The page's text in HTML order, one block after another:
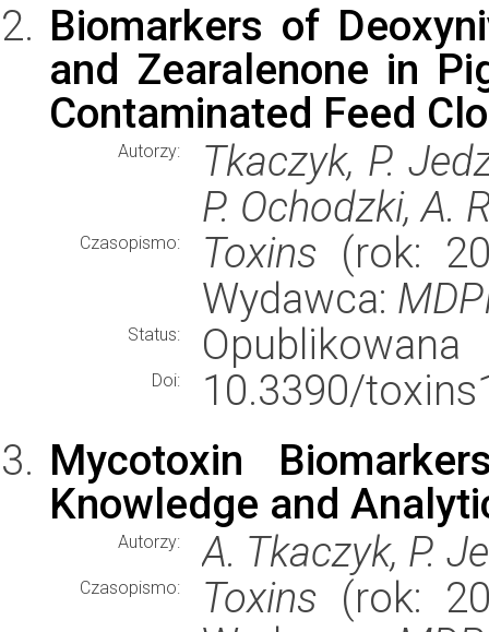
Biomarkers of
and Zearalenone in
Contaminated Feed
Autorzy:
Tkaczyk, P.
P. Ochodzki, A.
Czasopismo: Toxins (rok:
Wydawca:
Status: Opublikowana
Doi:
10.3390/
Mycotoxin
Knowledge and
Autorzy: A. Tkaczyk, P.
Czasopismo: Toxins (rok: